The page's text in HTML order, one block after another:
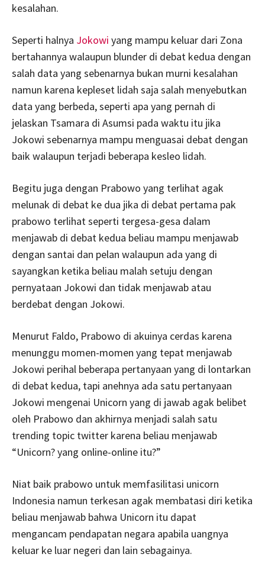
kesalahan.
Seperti halnya Jokowi yang mampu keluar dari Zona
bertahannya walaupun blunder di debat kedua dengan
salah data yang sebenarnya bukan murni kesalahan
namun karena kepleset lidah saja salah menyebutkan
data yang berbeda, seperti apa yang pernah di
jelaskan Tsamara di Asumsi pada waktu itu jika
Jokowi sebenarnya mampu menguasai debat dengan
baik walaupun terjadi beberapa kesleo lidah.
Begitu juga dengan Prabowo yang terlihat agak
melunak di debat ke dua jika di debat pertama pak
prabowo terlihat seperti tergesa-gesa dalam
menjawab di debat kedua beliau mampu menjawab
dengan santai dan pelan walaupun ada yang di
sayangkan ketika beliau malah setuju dengan
pernyataan Jokowi dan tidak menjawab atau
berdebat dengan Jokowi.
Menurut Faldo, Prabowo di akuinya cerdas karena
menunggu momen-momen yang tepat menjawab
Jokowi perihal beberapa pertanyaan yang di lontarkan
di debat kedua, tapi anehnya ada satu pertanyaan
Jokowi mengenai Unicorn yang di jawab agak belibet
oleh Prabowo dan akhirnya menjadi salah satu
trending topic twitter karena beliau menjawab
“Unicorn? yang online-online itu?”
Niat baik prabowo untuk memfasilitasi unicorn
Indonesia namun terkesan agak membatasi diri ketika
beliau menjawab bahwa Unicorn itu dapat
mengancam pendapatan negara apabila uangnya
keluar ke luar negeri dan lain sebagainya.